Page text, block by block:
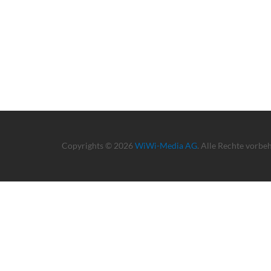
Copyrights © 2026 WiWi-Media AG. Alle Rechte